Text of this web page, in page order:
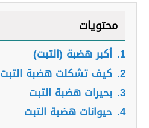
محتويات
1. أكبر هضبة (التبت)
2. كيف تشكلت هضبة التبت
3. بحيرات هضبة التبت
4. حيوانات هضبة التبت